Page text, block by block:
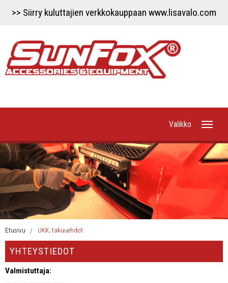
>> Siirry kuluttajien verkkokauppaan www.lisavalo.com
Valikko
Etusivu
Uutiset
Työvalot
Työvalopaneelit
Kaukovalot
Etusivu UKK, takuuehdot
YHTEYSTIEDOT
Valmistuttaja: